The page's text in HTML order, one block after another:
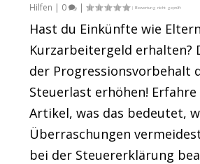
Hilfen | 0 |
Hast du Einkünfte wie
Kurzarbeitergeld erhalten?
der Progressionsvorbehalt
Steuerlast erhöhen!
Artikel, was das bedeutet,
Überraschungen
bei der Steuererklärung